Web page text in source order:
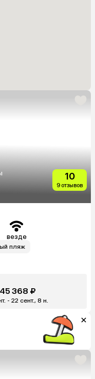
10
9 отзывов
везде
пляж
368 ₽
- 22 сент., 8 н.